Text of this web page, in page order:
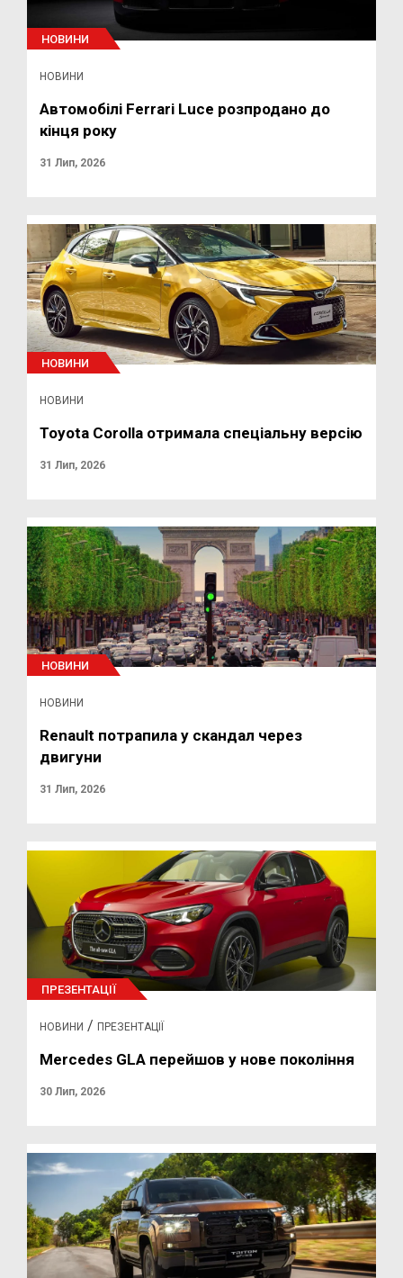
НОВИНИ
НОВИНИ
Автомобілі Ferrari Luce розпродано до
кінця року
31 Лип, 2026
НОВИНИ
НОВИНИ
Toyota Corolla отримала спеціальну версію
31 Лип, 2026
НОВИНИ
НОВИНИ
Renault потрапила у скандал через
двигуни
31 Лип, 2026
ПРЕЗЕНТАЦІЇ
НОВИНИ / ПРЕЗЕНТАЦІЇ
Mercedes GLA перейшов у нове покоління
30 Лип, 2026